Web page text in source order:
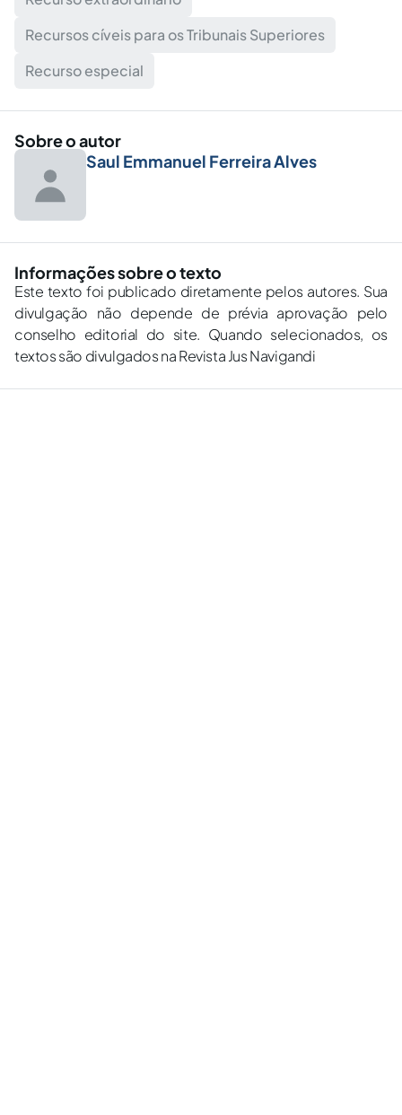
Recursos cíveis para os Tribunais Superiores
Recurso especial
Sobre o autor
Saul Emmanuel Ferreira Alves
Informações sobre o texto
Este texto foi publicado diretamente pelos autores. Sua
divulgação não depende de prévia aprovação pelo
conselho editorial do site. Quando selecionados, os
textos são divulgados na Revista Jus Navigandi